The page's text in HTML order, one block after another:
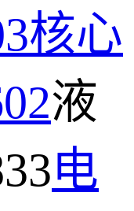
核心
液
电